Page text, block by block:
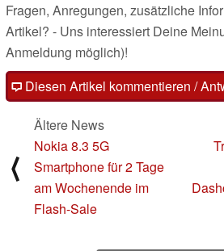
Fragen, Anregungen, zusätzliche
Artikel? - Uns interessiert Deine
Anmeldung möglich)!
Diesen Artikel kommentieren /
⟨
Ältere News
Nokia 8.3 5G
Smartphone für 2 Tage
am Wochenende im
Flash-Sale